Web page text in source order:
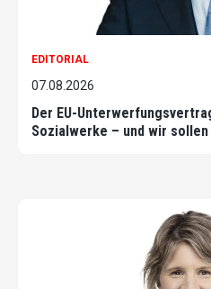
EDITORIAL
07.08.2026
Der EU-
Sozialwerke – und wir